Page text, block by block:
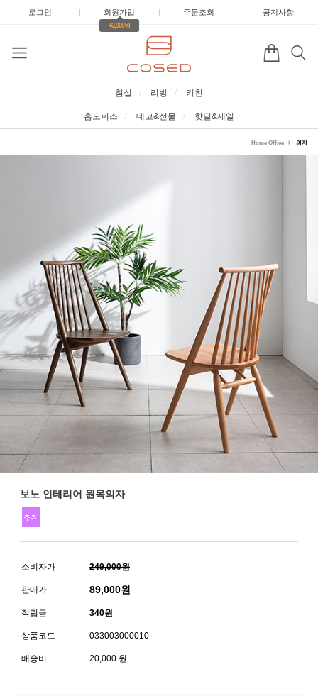
로그인 | 회원가입 |
+3,000원
주문조회 | 공지사항
침실 리빙 키친
홈오피스 데코&선물 핫딜&세일
Home Office 의자
보노 인테리어 원목의자
소비자가 249,000원
판매가 89,000원
적립금 340원
상품코드 033003000010
배송비 20,000 원